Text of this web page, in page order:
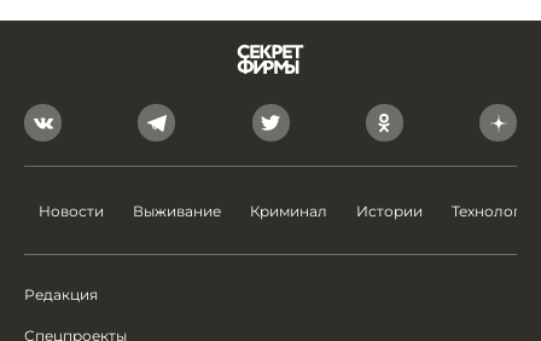
Новости Выживание Криминал Истории Технологии
Редакция
Спецпроекты